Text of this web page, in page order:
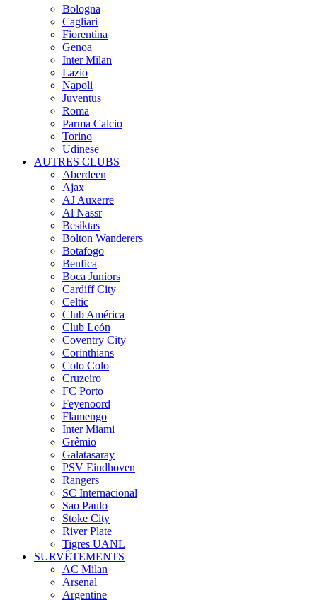
Bologna
Cagliari
Fiorentina
Genoa
Inter Milan
Lazio
Napoli
Juventus
Roma
Parma Calcio
Torino
Udinese
AUTRES CLUBS
Aberdeen
Ajax
AJ Auxerre
Al Nassr
Besiktas
Bolton Wanderers
Botafogo
Benfica
Boca Juniors
Cardiff City
Celtic
Club América
Club León
Coventry City
Corinthians
Colo Colo
Cruzeiro
FC Porto
Feyenoord
Flamengo
Inter Miami
Grêmio
Galatasaray
PSV Eindhoven
Rangers
SC Internacional
Sao Paulo
Stoke City
River Plate
Tigres UANL
SURVÊTEMENTS
AC Milan
Arsenal
Argentine